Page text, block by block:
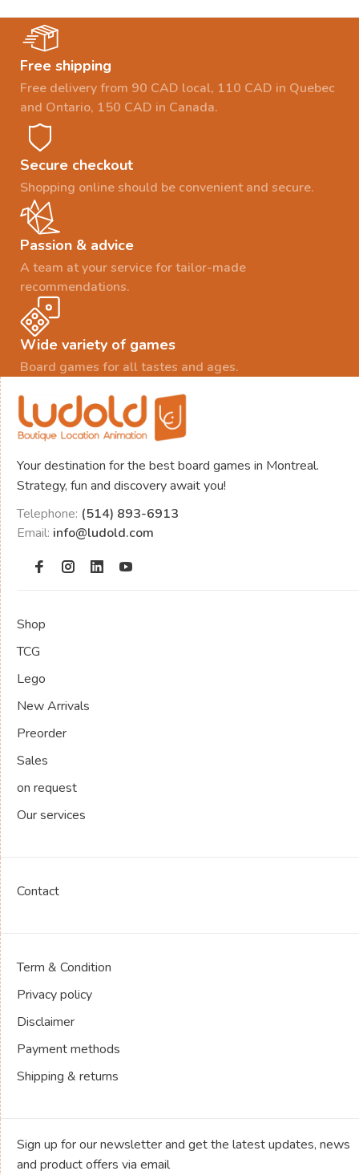
Free shipping
Free delivery from 90 CAD local, 110 CAD in Quebec
and Ontario, 150 CAD in Canada.
Secure checkout
Shopping online should be convenient and secure.
Passion & advice
A team at your service for tailor-made
recommendations.
Wide variety of games
Board games for all tastes and ages.
Your destination for the best board games in Montreal.
Strategy, fun and discovery await you!
Telephone: (514) 893-6913
Email: info@ludold.com
Shop
TCG
Lego
New Arrivals
Preorder
Sales
on request
Our services
Contact
Term & Condition
Privacy policy
Disclaimer
Payment methods
Shipping & returns
Sign up for our newsletter and get the latest updates, news
and product offers via email